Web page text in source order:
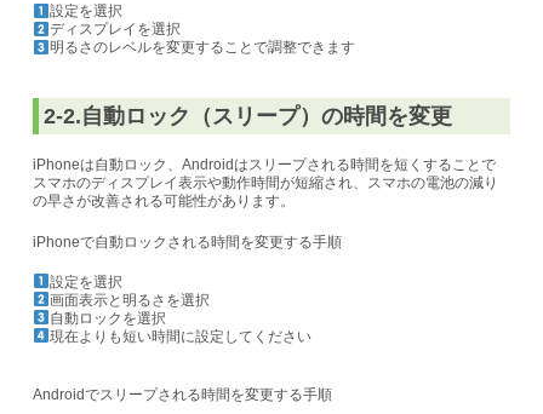
設定を選択
ディスプレイを選択
明るさのレベルを変更することで調整できます
2-2.自動ロック（スリープ）の時間を変更
iPhoneは自動ロック、Androidはスリープされる時間を短くすることで
スマホのディスプレイ表示や動作時間が短縮され、スマホの電池の減り
の早さが改善される可能性があります。
iPhoneで自動ロックされる時間を変更する手順
設定を選択
画面表示と明るさを選択
自動ロックを選択
現在よりも短い時間に設定してください
Androidでスリープされる時間を変更する手順